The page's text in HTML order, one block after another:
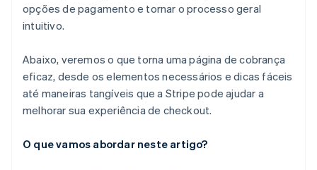
opções de pagamento e tornar o processo geral
intuitivo.
Abaixo, veremos o que torna uma página de cobrança
eficaz, desde os elementos necessários e dicas fáceis
até maneiras tangíveis que a Stripe pode ajudar a
melhorar sua experiência de checkout.
O que vamos abordar neste artigo?